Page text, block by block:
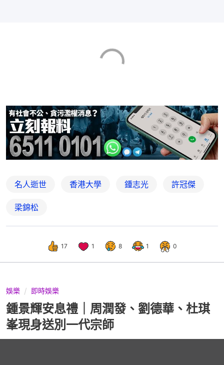
名人逝世 香港大學 鍾志光 許冠傑
梁錦松
17 1 8 1 0
娛樂 即時娛樂
鍾景輝安息禮｜周潤發、劉德華、杜琪
峯現身送別一代宗師